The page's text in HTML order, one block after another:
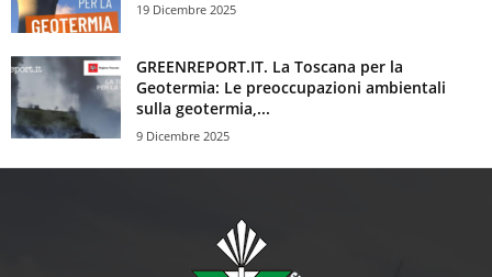
19 Dicembre 2025
GREENREPORT.IT. La Toscana per la
Geotermia: Le preoccupazioni ambientali
sulla geotermia,...
9 Dicembre 2025